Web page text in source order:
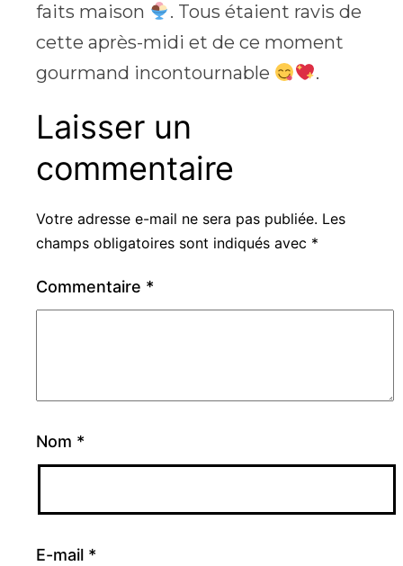
faits maison
. Tous étaient ravis de
cette après-midi et de ce moment
gourmand incontournable
.
Laisser un
commentaire
Votre adresse e-mail ne sera pas publiée. Les
champs obligatoires sont indiqués avec *
Commentaire *
Nom *
E-mail *